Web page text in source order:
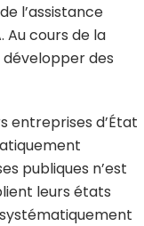
l’assistance
Au cours de la
développer des
entreprises d’État
publiques n’est
leurs états